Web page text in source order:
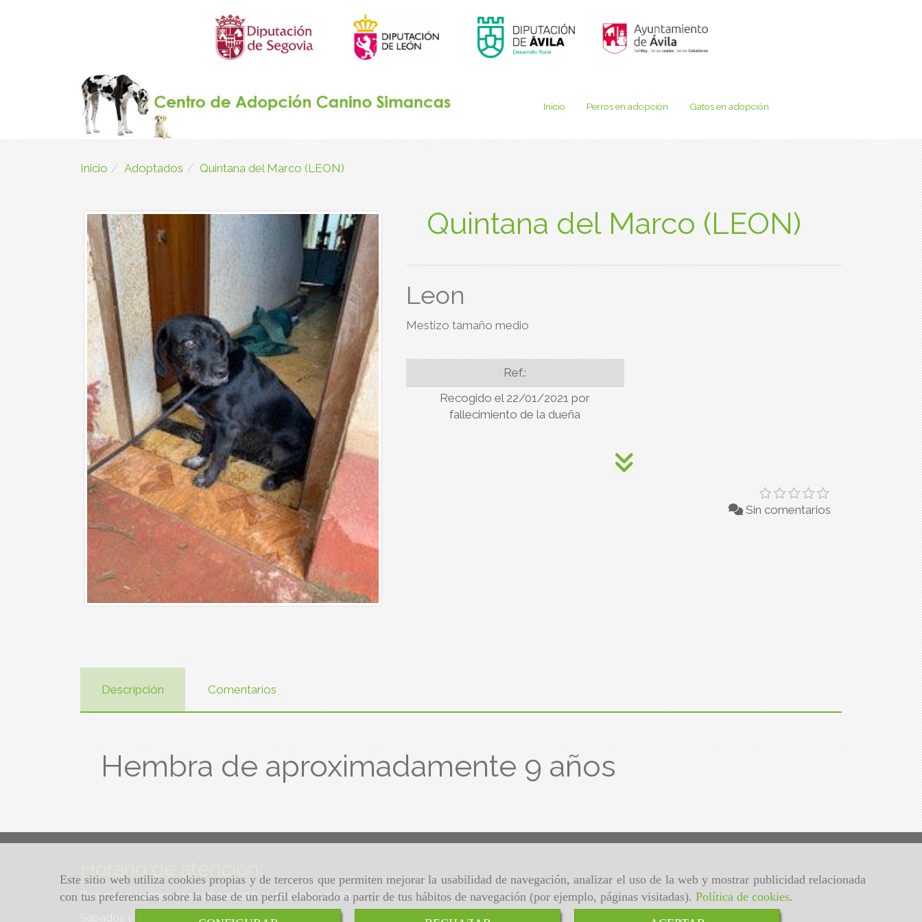
Este sitio web utiliza cookies propias y de terceros que permiten mejorar la usabilidad de navegación, analizar el uso de la web y mostrar publicidad relacionada
con tus preferencias sobre la base de un perfil elaborado a partir de tus hábitos de navegación (por ejemplo, páginas visitadas). Política de cookies.
Inicio Perros en adopción Gatos en adopción
Inicio Adoptados Quintana del Marco (LEON)
Quintana del Marco (LEON)
Leon
Mestizo tamaño medio
Ref.:
Recogido el 22/01/2021 por
fallecimiento de la dueña
Sin comentarios
Descripción Comentarios
Hembra de aproximadamente 9 años
De lunes a viernes de 10:30 a 13:30 h. y de 17:00 a 19:00
Sábados y domingos de 10:30 a 13:30 h.